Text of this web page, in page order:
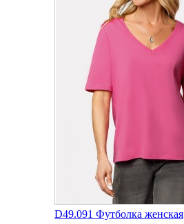
D49.091 Футболка женская